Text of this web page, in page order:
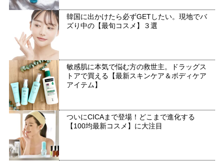
韓国に出かけたら必ずGETしたい。現地でバ
ズり中の【最旬コスメ】３選
敏感肌に本気で悩む方の救世主。ドラッグス
トアで買える【最新スキンケア＆ボディケア
アイテム】
ついにCICAまで登場！どこまで進化する
【100均最新コスメ】に大注目